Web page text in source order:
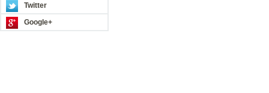
Twitter
Google+